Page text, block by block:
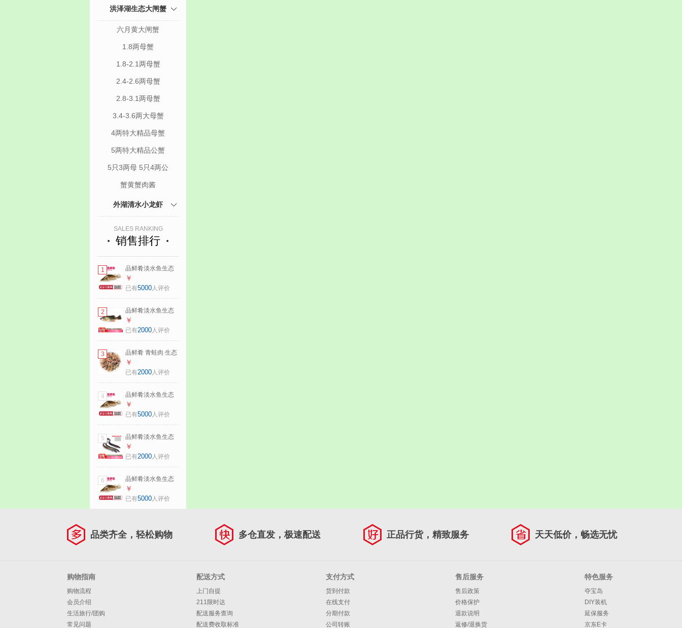
洪泽湖生态大闸蟹
六月黄大闸蟹
1.8两母蟹
1.8-2.1两母蟹
2.4-2.6两母蟹
2.8-3.1两母蟹
3.4-3.6两大母蟹
4两特大精品母蟹
5两特大精品公蟹
5只3两母 5只4两公
蟹黄蟹肉酱
外湖清水小龙虾
SALES RANKING
销售排行
1
品鲜肴淡水鱼生态
桂鱼鳜鱼鳌花鱼桂
花季花鱼自然捕获
【1斤活杀】
￥
已有5000人评价
2
品鲜肴淡水鱼生态
淡水鲈鱼无小刺河
鲈鱼渔民现捕鲜活
前重量） 现杀1条
￥
已有2000人评价
3
品鲜肴 青蛙肉 生态
养殖稻田蛙 鲜活蛙
现杀去皮（净膛）
内脏）
￥
已有2000人评价
4
品鲜肴淡水鱼生态
桂鱼鳜鱼鳌花鱼桂
花季花鱼自然捕获
【1.5斤活杀】
￥
已有5000人评价
5
品鲜肴淡水鱼生态
淡水河鳗鱼白鳝鳗
鲡鱼渔民现捕鲜活
￥
已有2000人评价
6
品鲜肴淡水鱼生态
桂鱼鳜鱼鳌花鱼桂
花季花鱼自然捕获
桂鱼
￥
已有5000人评价
品类齐全，轻松购物 多仓直发，极速配送 正品行货，精致服务 天天低价，畅选无忧
购物指南
购物流程
会员介绍
生活旅行/团购
常见问题
配送方式
上门自提
211限时达
配送服务查询
配送费收取标准
支付方式
货到付款
在线支付
分期付款
公司转账
售后服务
售后政策
价格保护
退款说明
返修/退换货
特色服务
夺宝岛
DIY装机
延保服务
京东E卡